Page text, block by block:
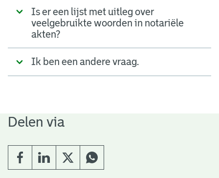
Is er een lijst met uitleg over
veelgebruikte woorden in notariële
akten?
Ik ben een andere vraag.
Delen via